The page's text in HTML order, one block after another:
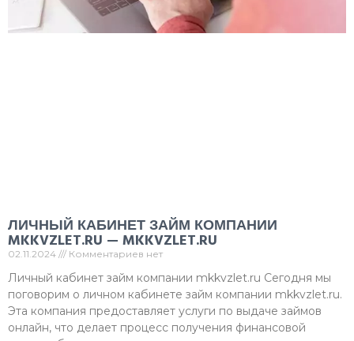
ЛИЧНЫЙ КАБИНЕТ ЗАЙМ КОМПАНИИ
MKKVZLET.RU — MKKVZLET.RU
02.11.2024 Комментариев нет
Личный кабинет займ компании mkkvzlet.ru Сегодня мы
поговорим о личном кабинете займ компании mkkvzlet.ru.
Эта компания предоставляет услуги по выдаче займов
онлайн, что делает процесс получения финансовой